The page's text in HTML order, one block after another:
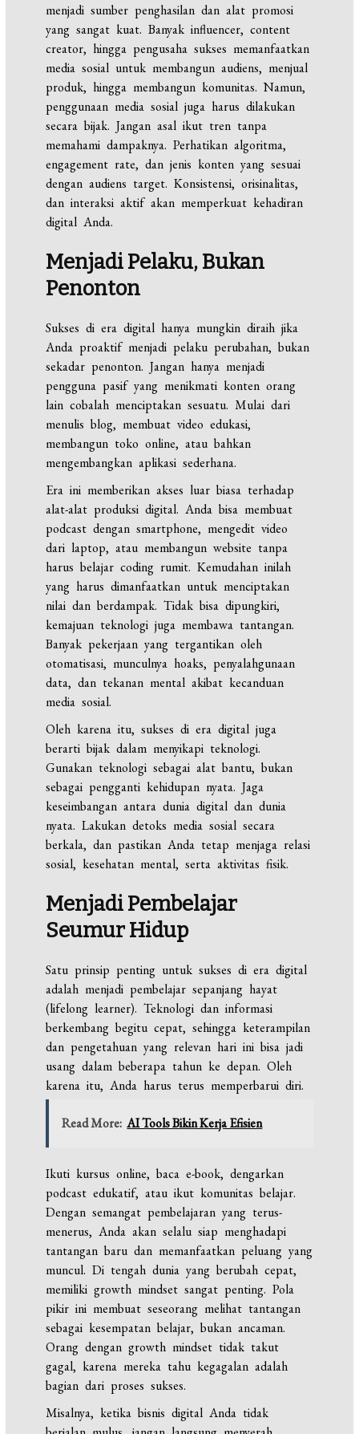
menjadi sumber penghasilan dan alat promosi
yang sangat kuat. Banyak influencer, content
creator, hingga pengusaha sukses memanfaatkan
media sosial untuk membangun audiens, menjual
produk, hingga membangun komunitas. Namun,
penggunaan media sosial juga harus dilakukan
secara bijak. Jangan asal ikut tren tanpa
memahami dampaknya. Perhatikan algoritma,
engagement rate, dan jenis konten yang sesuai
dengan audiens target. Konsistensi, orisinalitas,
dan interaksi aktif akan memperkuat kehadiran
digital Anda.
Menjadi Pelaku, Bukan
Penonton
Sukses di era digital hanya mungkin diraih jika
Anda proaktif menjadi pelaku perubahan, bukan
sekadar penonton. Jangan hanya menjadi
pengguna pasif yang menikmati konten orang
lain cobalah menciptakan sesuatu. Mulai dari
menulis blog, membuat video edukasi,
membangun toko online, atau bahkan
mengembangkan aplikasi sederhana.
Era ini memberikan akses luar biasa terhadap
alat-alat produksi digital. Anda bisa membuat
podcast dengan smartphone, mengedit video
dari laptop, atau membangun website tanpa
harus belajar coding rumit. Kemudahan inilah
yang harus dimanfaatkan untuk menciptakan
nilai dan berdampak. Tidak bisa dipungkiri,
kemajuan teknologi juga membawa tantangan.
Banyak pekerjaan yang tergantikan oleh
otomatisasi, munculnya hoaks, penyalahgunaan
data, dan tekanan mental akibat kecanduan
media sosial.
Oleh karena itu, sukses di era digital juga
berarti bijak dalam menyikapi teknologi.
Gunakan teknologi sebagai alat bantu, bukan
sebagai pengganti kehidupan nyata. Jaga
keseimbangan antara dunia digital dan dunia
nyata. Lakukan detoks media sosial secara
berkala, dan pastikan Anda tetap menjaga relasi
sosial, kesehatan mental, serta aktivitas fisik.
Menjadi Pembelajar
Seumur Hidup
Satu prinsip penting untuk sukses di era digital
adalah menjadi pembelajar sepanjang hayat
(lifelong learner). Teknologi dan informasi
berkembang begitu cepat, sehingga keterampilan
dan pengetahuan yang relevan hari ini bisa jadi
usang dalam beberapa tahun ke depan. Oleh
karena itu, Anda harus terus memperbarui diri.
Read More: AI Tools Bikin Kerja Efisien
Ikuti kursus online, baca e-book, dengarkan
podcast edukatif, atau ikut komunitas belajar.
Dengan semangat pembelajaran yang terus-
menerus, Anda akan selalu siap menghadapi
tantangan baru dan memanfaatkan peluang yang
muncul. Di tengah dunia yang berubah cepat,
memiliki growth mindset sangat penting. Pola
pikir ini membuat seseorang melihat tantangan
sebagai kesempatan belajar, bukan ancaman.
Orang dengan growth mindset tidak takut
gagal, karena mereka tahu kegagalan adalah
bagian dari proses sukses.
Misalnya, ketika bisnis digital Anda tidak